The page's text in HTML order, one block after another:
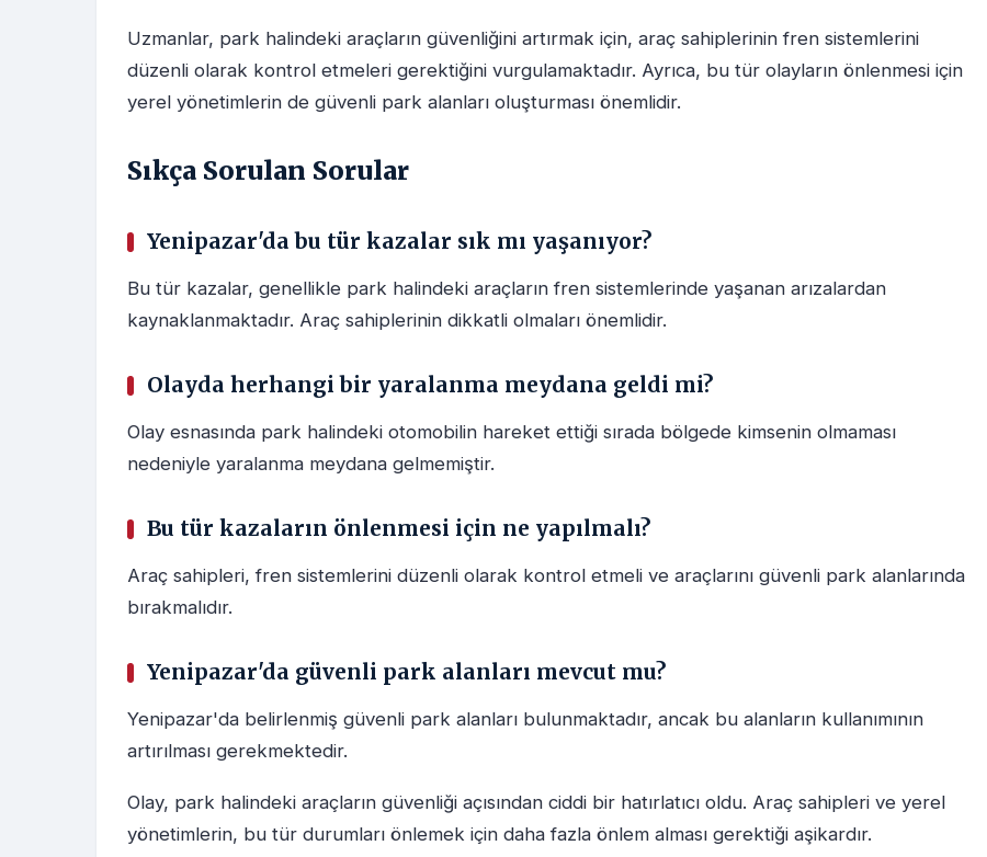
Uzmanlar, park halindeki araçların güvenliğini artırmak için, araç sahiplerinin fren sistemlerini
düzenli olarak kontrol etmeleri gerektiğini vurgulamaktadır. Ayrıca, bu tür olayların önlenmesi için
yerel yönetimlerin de güvenli park alanları oluşturması önemlidir.
Sıkça Sorulan Sorular
Yenipazar'da bu tür kazalar sık mı yaşanıyor?
Bu tür kazalar, genellikle park halindeki araçların fren sistemlerinde yaşanan arızalardan
kaynaklanmaktadır. Araç sahiplerinin dikkatli olmaları önemlidir.
Olayda herhangi bir yaralanma meydana geldi mi?
Olay esnasında park halindeki otomobilin hareket ettiği sırada bölgede kimsenin olmaması
nedeniyle yaralanma meydana gelmemiştir.
Bu tür kazaların önlenmesi için ne yapılmalı?
Araç sahipleri, fren sistemlerini düzenli olarak kontrol etmeli ve araçlarını güvenli park alanlarında
bırakmalıdır.
Yenipazar'da güvenli park alanları mevcut mu?
Yenipazar'da belirlenmiş güvenli park alanları bulunmaktadır, ancak bu alanların kullanımının
artırılması gerekmektedir.
Olay, park halindeki araçların güvenliği açısından ciddi bir hatırlatıcı oldu. Araç sahipleri ve yerel
yönetimlerin, bu tür durumları önlemek için daha fazla önlem alması gerektiği aşikardır.